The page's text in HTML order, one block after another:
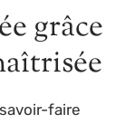
grâce
faire